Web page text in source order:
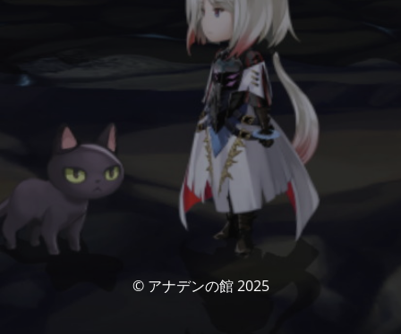
© アナデンの館 2025